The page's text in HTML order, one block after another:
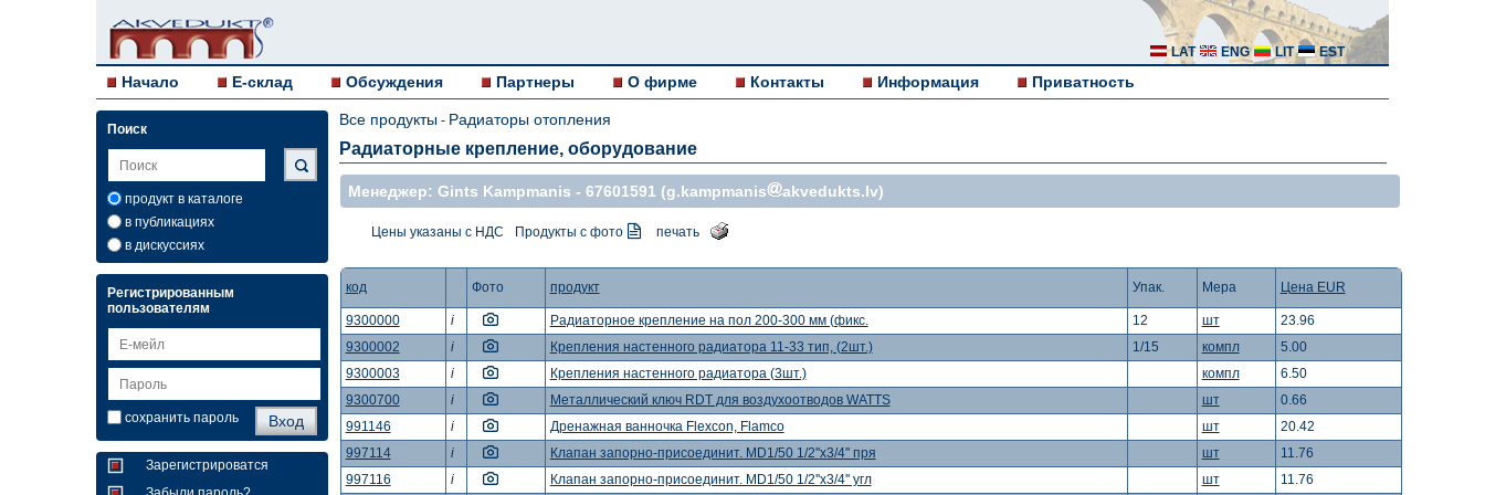
LAT ENG LIT EST
Начало E-склад Обсуждения Партнеры О фирме Контакты Информация Приватность
Поиск
продукт в каталоге
в публикациях
в дискуссиях
Регистрированным
пользователям
сохранить пароль
Зарегистрироватся
Все продукты - Радиаторы отопления
Радиаторные крепление, оборудование
Mенеджер: Gints Kampmanis - 67601591 (g.kampmanis akvedukts.lv)
Цены указаны с НДС Продукты с фото печать
код Фото продукт Упак. Мера Цена EUR
9300000 i Радиаторное крепление на пол 200-300 мм (фикс. 12 шт
23.96
9300002
i Крепления настенного радиатора 11-33 тип, (2шт.) 1/15 компл
5.00
9300003
i Крепления настенного радиатора (3шт.) компл
6.50
9300700
i Металлический ключ RDT для воздухоотводов WATTS шт
0.66
991146
i Дренажная ванночка Flexcon, Flamco шт
20.42
997114
i Клапан запорно-присоединит. MD1/50 1/2''x3/4'' пря шт
11.76
997116
i Клапан запорно-присоединит. MD1/50 1/2''x3/4'' угл шт
11.76